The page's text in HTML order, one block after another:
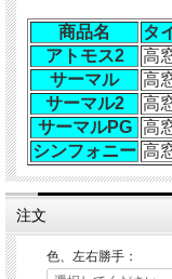
商品名 タ
アトモス2
高
サーマル
高
サーマル2
高
サーマルPG
高
シンフォニー 高
注文
色、左右勝手：